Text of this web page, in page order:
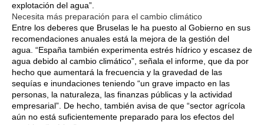
explotación del agua”.
Necesita más preparación para el cambio climático
Entre los deberes que Bruselas le ha puesto al Gobierno en sus
recomendaciones anuales está la mejora de la gestión del
agua. “España también experimenta estrés hídrico y escasez de
agua debido al cambio climático”, señala el informe, que da por
hecho que aumentará la frecuencia y la gravedad de las
sequías e inundaciones teniendo “un grave impacto en las
personas, la naturaleza, las finanzas públicas y la actividad
empresarial”. De hecho, también avisa de que “sector agrícola
aún no está suficientemente preparado para los efectos del